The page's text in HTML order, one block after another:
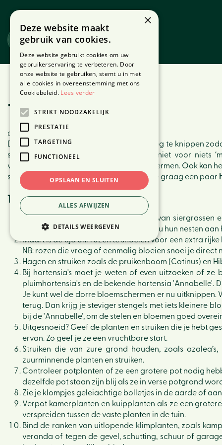
naar
content
Home Nieuws Tuintips maart
Website Webshop
Tuintips maart
Gepubliceerd op
De lente komt eraan! Tijd om de winter weg te knippen
stralen. Toch luidt het aloude gezegde niet voor niets
vorstgevoelige (pot)planten mee te beschermen. Ook kan
slag. Ons tuincentrum in Den Haag geeft je graag een paar
15 Tuintips voor maart
Knip verdorde stengels en bladeren van
stengels liggen voor de vogeltjes die nu hun nesten
Maart is de tijd om rozen te snoeien voor een extra
NB: rozen die vroeg of eenmalig bloeien snoei je
Hagen en struiken zoals de pruikenboom (Cotinus) en
Bij hortensia's moet je weten of even uitzoeken of
pluimhortensia's en de bekende hortensia 'Annabelle'.
Je kunt wel de dorre bloemschermen er nu
terug. Dan krijg je steviger stengels met iets kleinere
bij de 'Annabelle', om de stelen en bloemen goed
Uitgesnoeid? Geef de planten en struiken die je hebt
ervan. Zo geef je ze een vruchtbare start.
Struiken die van zure grond houden, zoals
zuurminnende planten en struiken.
Controleer potplanten of ze een grotere pot nodig
dezelfde pot staan zijn blij als ze in verse potgrond
Zie je klompjes geleiachtige bolletjes in de aarde of
Verpot kamerplanten en kuipplanten als ze een
verspreiden tussen de vaste planten in de tuin.
Bind de ranken van uitlopende klimplanten, zoals
veranda of tegen de gevel, schutting, schuur of
×
Deze website maakt
gebruik van cookies.
Deze website gebruikt cookies om uw
gebruikerservaring te verbeteren. Door
onze website te gebruiken, stemt u in met
alle cookies in overeenstemming met ons
Cookiebeleid. Lees verder
STRIKT NOODZAKELIJK
PRESTATIE
TARGETING
FUNCTIONEEL
OPSLAAN EN SLUITEN
ALLES AFWIJZEN
DETAILS WEERGEVEN